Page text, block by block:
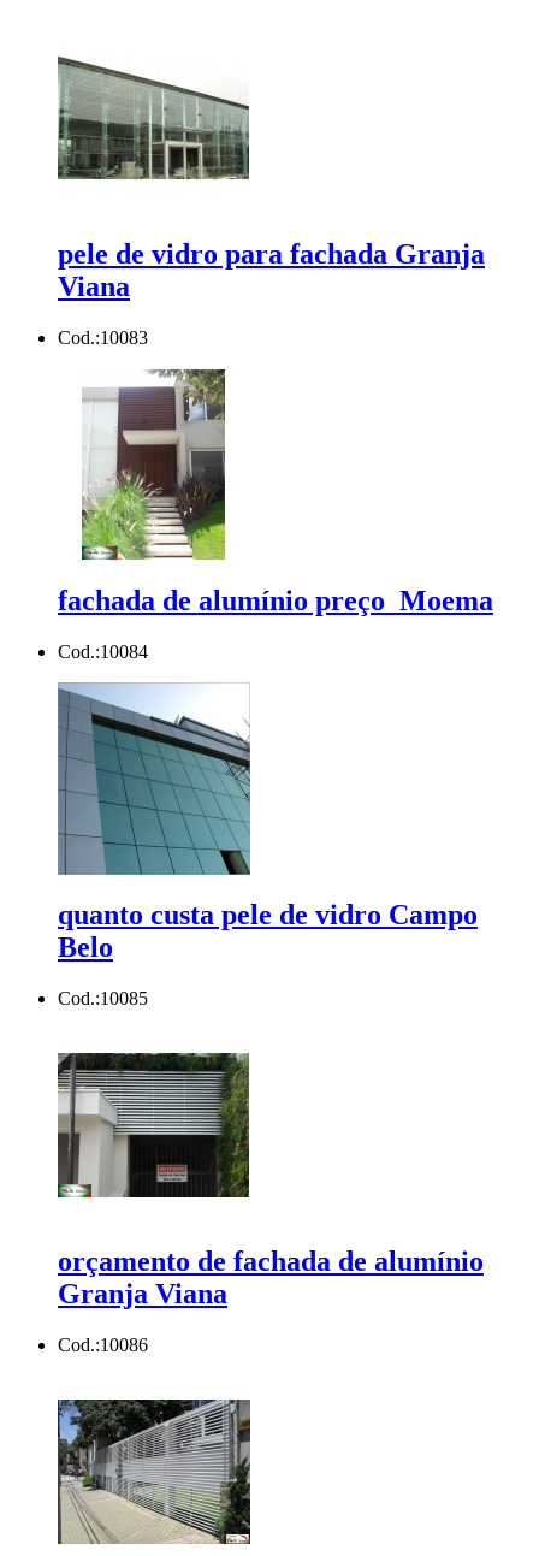
pele de vidro para fachada Granja
Viana
Cod.:10083
fachada de alumínio preço Moema
Cod.:10084
quanto custa pele de vidro Campo
Belo
Cod.:10085
orçamento de fachada de alumínio
Granja Viana
Cod.:10086